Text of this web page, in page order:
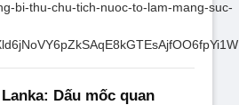
bi-thu-chu-tich-nuoc-to-lam-mang-suc-
Dấu mốc quan